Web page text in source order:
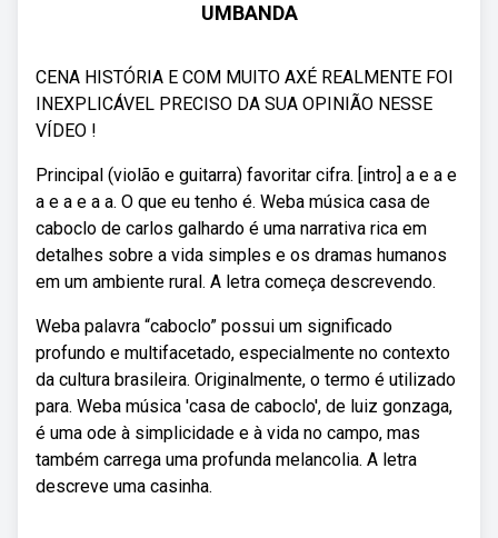
UMBANDA
CENA HISTÓRIA E COM MUITO AXÉ REALMENTE FOI
INEXPLICÁVEL PRECISO DA SUA OPINIÃO NESSE
VÍDEO !
Principal (violão e guitarra) favoritar cifra. [intro] a e a e
a e a e a a. O que eu tenho é. Weba música casa de
caboclo de carlos galhardo é uma narrativa rica em
detalhes sobre a vida simples e os dramas humanos
em um ambiente rural. A letra começa descrevendo.
Weba palavra “caboclo” possui um significado
profundo e multifacetado, especialmente no contexto
da cultura brasileira. Originalmente, o termo é utilizado
para. Weba música 'casa de caboclo', de luiz gonzaga,
é uma ode à simplicidade e à vida no campo, mas
também carrega uma profunda melancolia. A letra
descreve uma casinha.